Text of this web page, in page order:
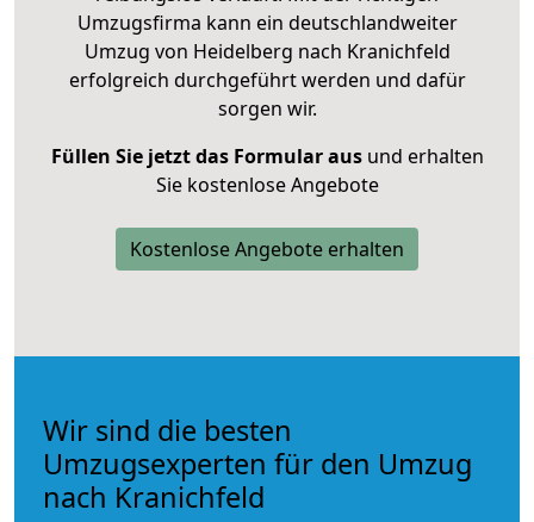
Umzugsfirma kann ein deutschlandweiter
Umzug von Heidelberg nach Kranichfeld
erfolgreich durchgeführt werden und dafür
sorgen wir.
Füllen Sie jetzt das Formular ausund erhalten
Sie kostenlose Angebote
Kostenlose Angebote erhalten
Wir sind die besten
Umzugsexperten für den Umzug
nach Kranichfeld